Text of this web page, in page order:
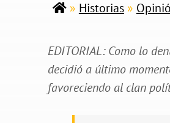
» Historias»
EDITORIAL: Como lo
decidió a último
favoreciendo al clan